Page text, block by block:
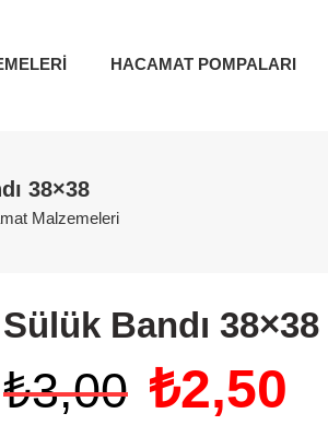
HACAMAT POMPALARI
38×38
Malzemeleri
Sülük Bandı 38×38
₺3,00 ₺2,50